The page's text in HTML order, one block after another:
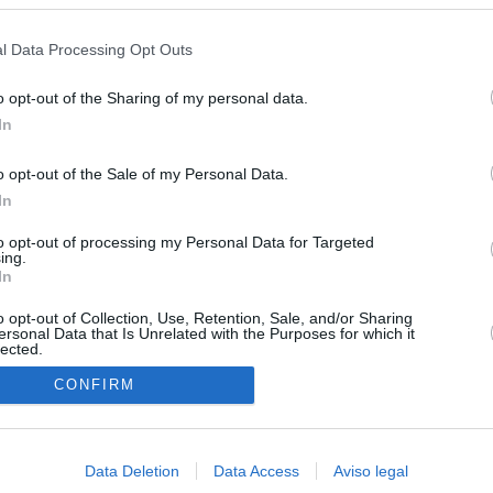
Data Processing Opt Outs
opt-out of the Sharing of my personal data.
opt-out of the Sale of my Personal Data.
opt-out of processing my Personal Data for Targeted
opt-out of Collection, Use, Retention, Sale, and/or Sharing
Data that Is Unrelated with the Purposes for which it
CONFIRM
Data Deletion Data Access Aviso legal
son aleatorios y no sistemáticos
turistas y unos 60.000 italianos residentes en Canarias tendrán
controles a los viajeros procedentes de Italia tras el rechazo de
de la embestida de Meloni contra España por la crisis de Ceuta
que 70.000 personas se muevan sin que
algo"